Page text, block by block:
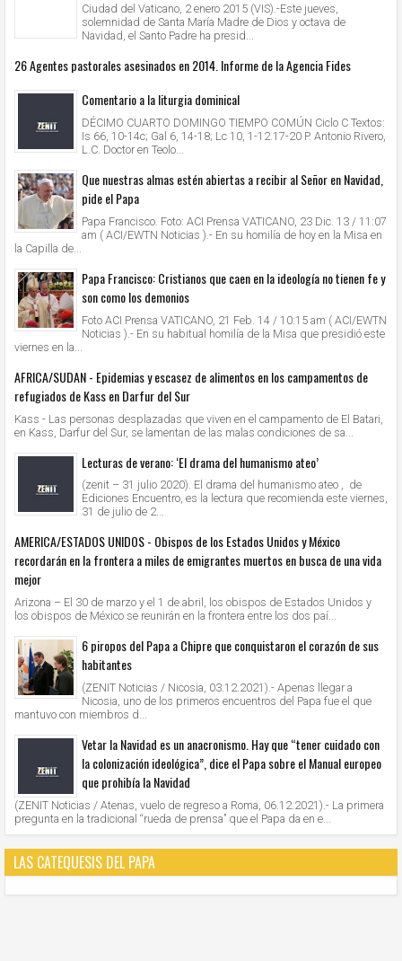
Ciudad del Vaticano, 2 enero 2015 (VIS).-Este jueves,
solemnidad de Santa María Madre de Dios y octava de
Navidad, el Santo Padre ha presid...
26 Agentes pastorales asesinados en 2014. Informe de la Agencia Fides
Comentario a la liturgia dominical
DÉCIMO CUARTO DOMINGO TIEMPO COMÚN Ciclo C Textos:
Is 66, 10-14c; Gal 6, 14-18; Lc 10, 1-12.17-20 P. Antonio Rivero,
L.C. Doctor en Teolo...
Que nuestras almas estén abiertas a recibir al Señor en Navidad,
pide el Papa
Papa Francisco. Foto: ACI Prensa VATICANO, 23 Dic. 13 / 11:07
am ( ACI/EWTN Noticias ).- En su homilía de hoy en la Misa en
la Capilla de...
Papa Francisco: Cristianos que caen en la ideología no tienen fe y
son como los demonios
Foto ACI Prensa VATICANO, 21 Feb. 14 / 10:15 am ( ACI/EWTN
Noticias ).- En su habitual homilía de la Misa que presidió este
viernes en la...
AFRICA/SUDAN - Epidemias y escasez de alimentos en los campamentos de
refugiados de Kass en Darfur del Sur
Kass - Las personas desplazadas que viven en el campamento de El Batari,
en Kass, Darfur del Sur, se lamentan de las malas condiciones de sa...
Lecturas de verano: ‘El drama del humanismo ateo’
(zenit – 31 julio 2020). El drama del humanismo ateo , de
Ediciones Encuentro, es la lectura que recomienda este viernes,
31 de julio de 2...
AMERICA/ESTADOS UNIDOS - Obispos de los Estados Unidos y México
recordarán en la frontera a miles de emigrantes muertos en busca de una vida
mejor
Arizona – El 30 de marzo y el 1 de abril, los obispos de Estados Unidos y
los obispos de México se reunirán en la frontera entre los dos paí...
6 piropos del Papa a Chipre que conquistaron el corazón de sus
habitantes
(ZENIT Noticias / Nicosia, 03.12.2021).- Apenas llegar a
Nicosia, uno de los primeros encuentros del Papa fue el que
mantuvo con miembros d...
Vetar la Navidad es un anacronismo. Hay que “tener cuidado con
la colonización ideológica”, dice el Papa sobre el Manual europeo
que prohibía la Navidad
(ZENIT Noticias / Atenas, vuelo de regreso a Roma, 06.12.2021).- La primera
pregunta en la tradicional “rueda de prensa” que el Papa da en e...
LAS CATEQUESIS DEL PAPA